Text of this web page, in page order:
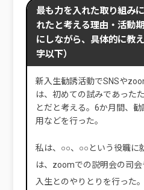
最も力を入れた取り組み
れたと考える理由・活動
にしながら、具体的に教
字以下）
新入生勧誘活動でSNSや
は、初めての試みであった
とだと考える。6か月間、
用などを行った。
私は、○○、○○という役職に
は、zoomでの説明会の司
入生とのやりとりを行った